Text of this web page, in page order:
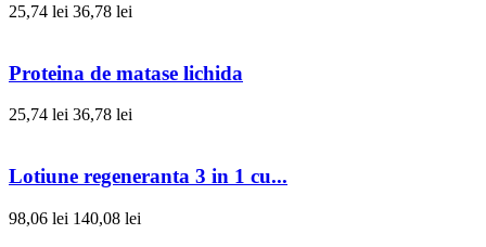
25,74 lei 36,78 lei
Proteina de matase lichida
25,74 lei 36,78 lei
Lotiune regeneranta 3 in 1 cu...
98,06 lei 140,08 lei